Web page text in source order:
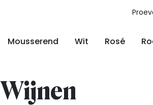
Mousserend Wit Rosé
Wijnen